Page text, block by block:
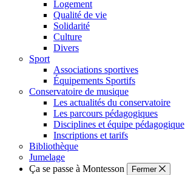
Logement
Qualité de vie
Solidarité
Culture
Divers
Sport
Associations sportives
Équipements Sportifs
Conservatoire de musique
Les actualités du conservatoire
Les parcours pédagogiques
Disciplines et équipe pédagogique
Inscriptions et tarifs
Bibliothèque
Jumelage
Ça se passe à Montesson
Fermer